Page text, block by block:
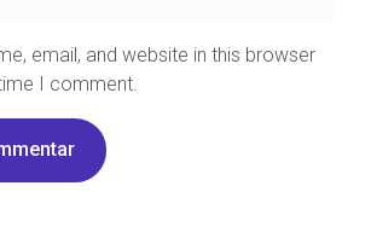
email, and website in this browser
I comment.